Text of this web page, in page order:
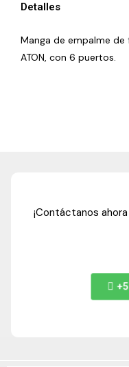
tubular
hilos
6
Detalles
Manga de empalme
ATON, con 6 puertos.
¡Contáctanos